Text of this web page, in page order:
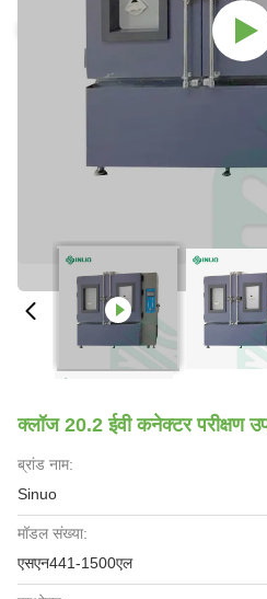
क्लॉज 20.2 ईवी कनेक्टर
ब्रांड नाम:
Sinuo
मॉडल संख्या:
एसएन441-1500एल